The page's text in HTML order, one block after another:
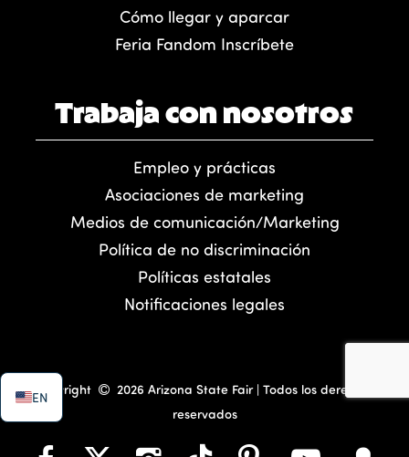
Cómo llegar y aparcar
Feria Fandom Inscríbete
Trabaja con nosotros
Empleo y prácticas
Asociaciones de marketing
Medios de comunicación/Marketing
Política de no discriminación
Políticas estatales
Notificaciones legales
EN
Copyright
2026 Arizona State Fair | Todos los derechos
reservados